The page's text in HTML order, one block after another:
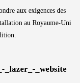
aux exigences des
au Royaume-Uni
_lazer_-_website